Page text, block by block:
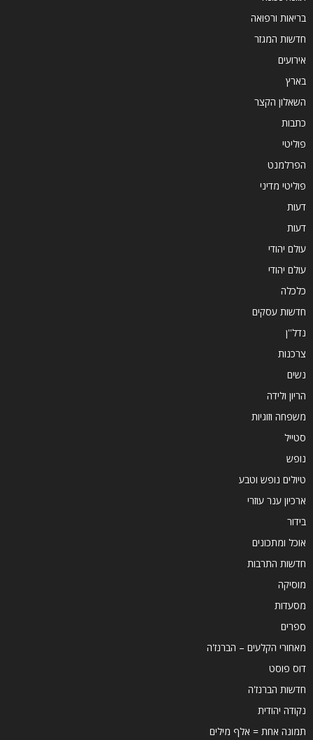
בריאות ורפואה
חדשות המגזר
אירועים
בארץ
השאלון הקצר
כתבות
פוליטי
הפרלמנט
פוליטי מדיני
דעות
דעות
עולם יהודי
עולם יהודי
כלכלה
חדשות עסקים
נדל''ן
צרכנות
נשים
הריון ולידה
משפחה וזוגיות
סטייל
נופש
טיולים נופש וטבע
ארכיון ענר עוזרי
בידור
אוכל ומתכונים
חדשות התרבות
מוסיקה
מסעדות
ספרים
מאחורי הקלעים – הברנז'ה
דוס פוסט
חדשות הברנז'ה
נקודה יהודית
תמונה אחת = אלף מילים